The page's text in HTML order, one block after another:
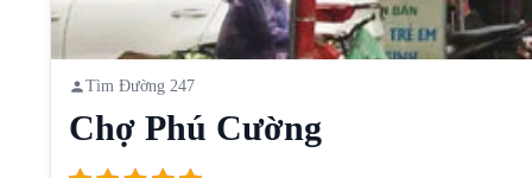
Tìm Đường 247
Chợ Phú Cường